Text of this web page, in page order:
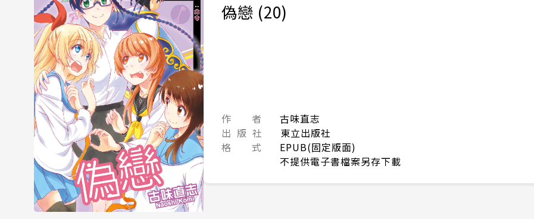
偽戀 (20)
作 者
古味直志
出 版 社
東立出版社
格 式
EPUB(固定版面)
不提供電子書檔案另存下載